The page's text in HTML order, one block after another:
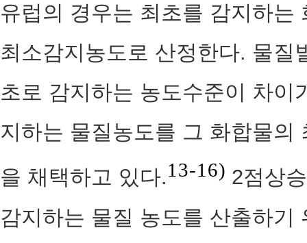
유럽의 경우는 최초를 감지하
최소감지농도로 산정한다. 물질
초로 감지하는 농도수준이 차이
지하는 물질농도를 그 화합물의
을 채택하고 있다.13-16) 2점상
감지하는 물질 농도를 산출하기